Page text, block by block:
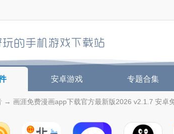
安卓游戏 专题合集
→ 画涯免费漫画app下载官方最新版2026 v2.1.7 安卓